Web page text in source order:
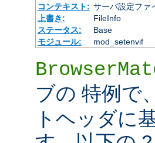
コンテキスト: サーバ設定ファ
上書き:
FileInfo
ステータス:
Base
モジュール:
mod_setenvif
ブの 特例で、
トヘッダに